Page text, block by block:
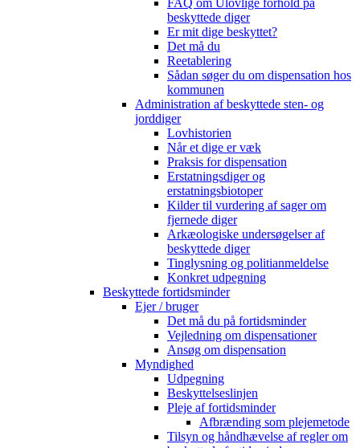
FAQ om Ulovlige forhold på
beskyttede diger
Er mit dige beskyttet?
Det må du
Reetablering
Sådan søger du om dispensation hos
kommunen
Administration af beskyttede sten- og
jorddiger
Lovhistorien
Når et dige er væk
Praksis for dispensation
Erstatningsdiger og
erstatningsbiotoper
Kilder til vurdering af sager om
fjernede diger
Arkæologiske undersøgelser af
beskyttede diger
Tinglysning og politianmeldelse
Konkret udpegning
Beskyttede fortidsminder
Ejer / bruger
Det må du på fortidsminder
Vejledning om dispensationer
Ansøg om dispensation
Myndighed
Udpegning
Beskyttelseslinjen
Pleje af fortidsminder
Afbrænding som plejemetode
Tilsyn og håndhævelse af regler om